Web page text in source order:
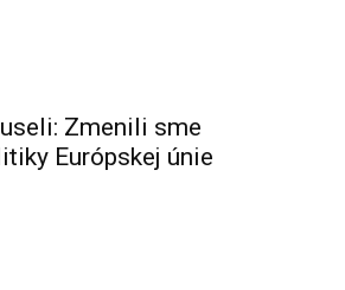
Zmenili sme
Európskej únie